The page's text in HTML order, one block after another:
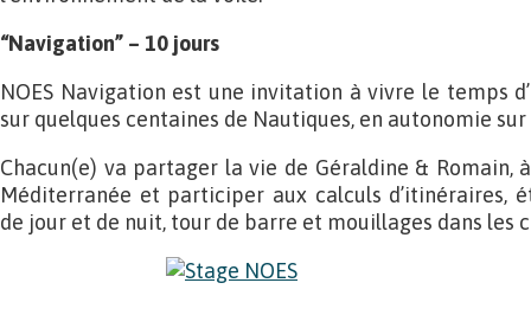
“Navigation” – 10 jours
NOES Navigation est une invitation à vivre le temps
sur quelques centaines de Nautiques, en autonomie
Chacun(e) va partager la vie de Géraldine & Romain,
Méditerranée et participer aux calculs d’itinéraires,
de jour et de nuit, tour de barre et mouillages dans les